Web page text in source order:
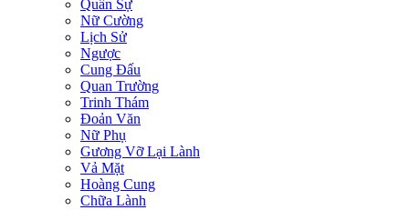
Quân Sự
Nữ Cường
Lịch Sử
Ngược
Cung Đấu
Quan Trường
Trinh Thám
Đoản Văn
Nữ Phụ
Gương Vỡ Lại Lành
Vả Mặt
Hoàng Cung
Chữa Lành